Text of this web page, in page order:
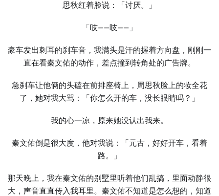
思秋红着脸说：「讨厌。」
「吱——吱——」
豪车发出刺耳的刹车音，我满头是汗的握着方向盘，刚刚一
直在看秦文佑的动作，差点撞到转角处的广告牌。
急刹车让他俩的头磕在前排座椅上，周思秋脸上的妆全花
了，她对我大骂：「你怎么开的车，没长眼睛吗？」
我的心一凉，原来她没认出我来。
秦文佑倒是很大度，他对我说：「元古，好好开车，看着
路。」
那天晚上，我在秦文佑的别墅里听着他们乱搞，里面动静很
大，声音直直传入我耳里。秦文佑不知道是怎么想的，知道